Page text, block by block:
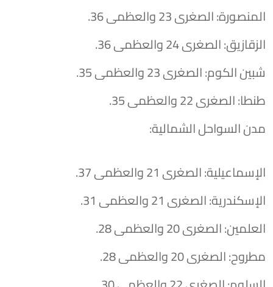
​المنصورة: الصغرى 23 والعظمى 36.
​الزقازيق: الصغرى 24 والعظمى 36.
​شبين الكوم: الصغرى 23 والعظمى 35.
​طنطا: الصغرى 22 والعظمى 35.
​مدن السواحل الشمالية:
​الإسماعيلية: الصغرى 21 والعظمى 37.
​الإسكندرية: الصغرى 21 والعظمى 31.
​العلمين: الصغرى 20 والعظمى 28.
​مطروح: الصغرى 20 والعظمى 28.